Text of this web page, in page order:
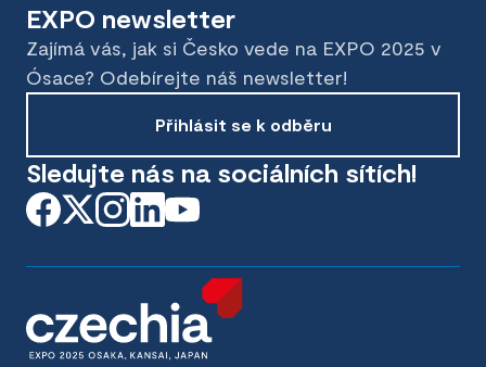
EXPO newsletter
Zajímá vás, jak si Česko vede na EXPO 2025 v
Ósace? Odebírejte náš newsletter!
Přihlásit se k odběru
Sledujte nás na sociálních sítích!